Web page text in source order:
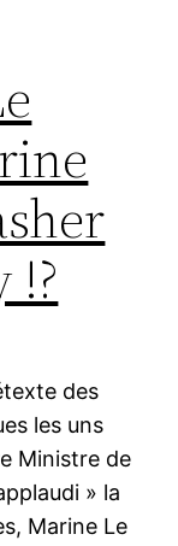
!?
des
les uns
Ministre de
» la
Marine Le